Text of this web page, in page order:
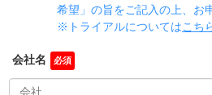
希望」の旨をご記入の上、お
※トライアルについてはこち
会社名